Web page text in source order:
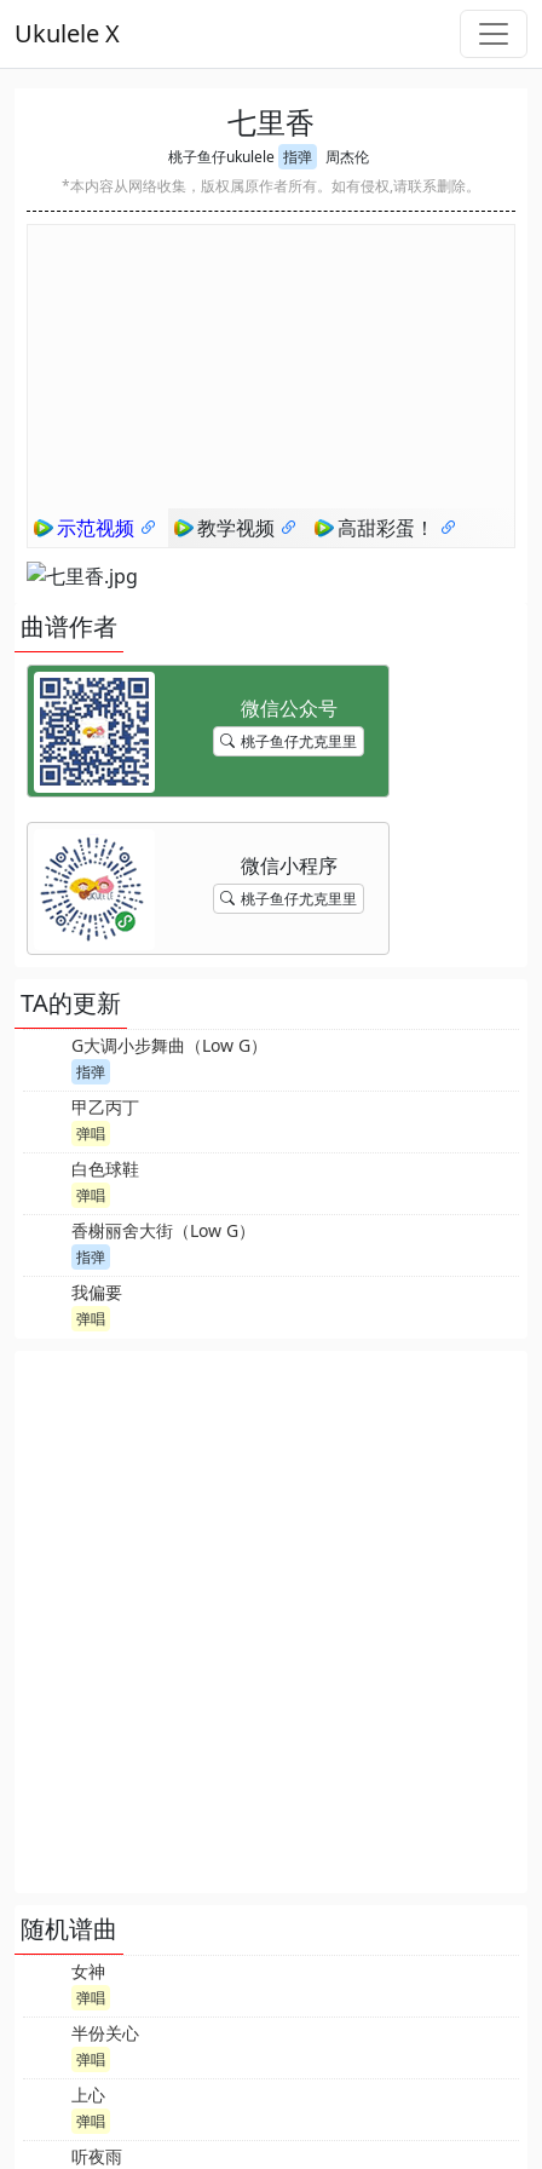
Ukulele X
七里香
桃子鱼仔ukulele 指弹
周杰伦
*本内容从网络收集，版权属原作者所有。如有侵权,请联系删除。
示范视频 教学视频 高甜彩蛋！
曲谱作者
桃子鱼仔尤克里里
桃子鱼仔尤克里里
TA的更新
G大调小步舞曲（Low G）
指弹
甲乙丙丁
弹唱
白色球鞋
弹唱
香榭丽舍大街（Low G）
指弹
我偏要
弹唱
随机谱曲
女神
弹唱
半份关心
弹唱
上心
弹唱
听夜雨